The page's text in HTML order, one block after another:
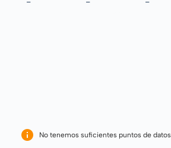
No tenemos suficientes puntos de datos